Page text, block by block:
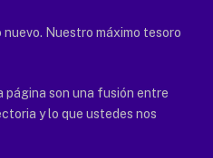
Nuestro máximo tesoro
página son una fusión entre
y lo que ustedes nos